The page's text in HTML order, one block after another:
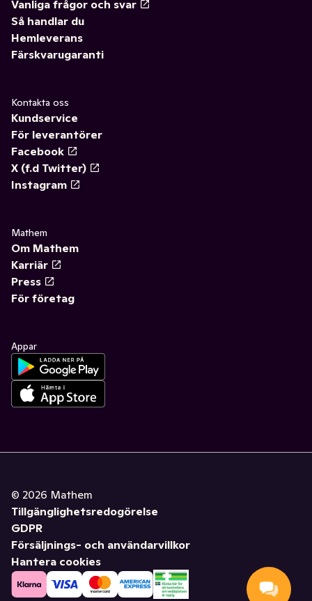
Vanliga frågor och svar
Så handlar du
Hemleverans
Färskvarugaranti
Kontakta oss
Kundservice
För leverantörer
Facebook
X (f.d Twitter)
Instagram
Mathem
Om Mathem
Karriär
Press
För företag
Appar
© 2026 Mathem
Tillgänglighetsredogörelse
GDPR
Försäljnings- och användarvillkor
Hantera cookies